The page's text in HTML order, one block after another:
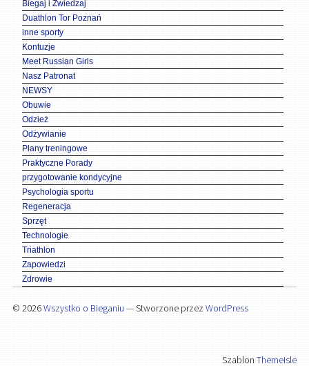
Biegaj i Zwiedzaj
Duathlon Tor Poznań
inne sporty
Kontuzje
Meet Russian Girls
Nasz Patronat
NEWSY
Obuwie
Odzież
Odżywianie
Plany treningowe
Praktyczne Porady
przygotowanie kondycyjne
Psychologia sportu
Regeneracja
Sprzęt
Technologie
Triathlon
Zapowiedzi
Zdrowie
© 2026Wszystko o Bieganiu — Stworzone przezWordPress
SzablonThemeIsle